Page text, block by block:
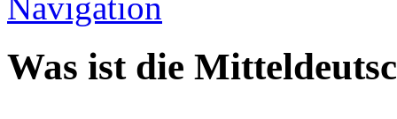
Was ist die